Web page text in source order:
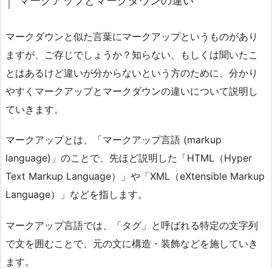
マークダウンと似た言葉にマークアップというものがあり
ますが、ご存じでしょうか？知らない、もしくは聞いたこ
とはあるけど違いが分からないという方のために、分かり
やすくマークアップとマークダウンの違いについて説明し
ていきます。
マークアップとは、「マークアップ言語 (markup
language)」のことで、先ほど説明した「HTML（Hyper
Text Markup Language）」や「XML（eXtensible Markup
Language）」などを指します。
マークアップ言語では、「タグ」と呼ばれる特定の文字列
で文を囲むことで、元の文に構造・装飾などを施していき
ます。